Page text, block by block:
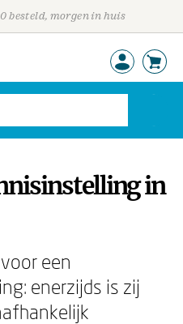
besteld, morgen in huis
in
een
enerzijds is zij